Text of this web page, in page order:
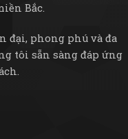
Bắc.
đại, phong phú và đa
tôi sẵn sàng đáp ứng